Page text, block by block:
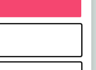
kinderen!